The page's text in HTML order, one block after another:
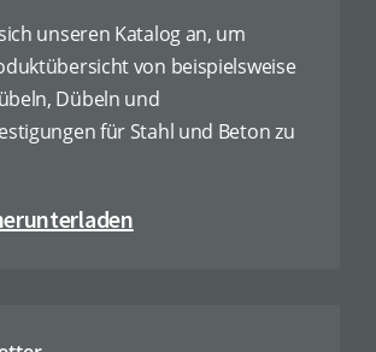
unseren Katalog an, um
von beispielsweise
Dübeln und
für Stahl und Beton zu